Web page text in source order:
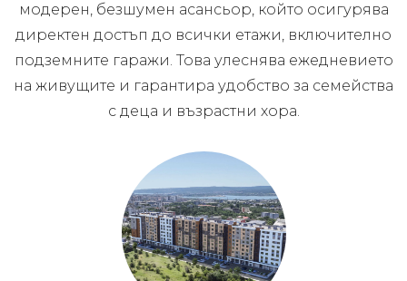
модерен, безшумен асансьор, който осигурява
директен достъп до всички етажи, включително
подземните гаражи. Това улеснява ежедневието
на живущите и гарантира удобство за семейства
с деца и възрастни хора.